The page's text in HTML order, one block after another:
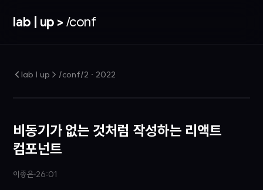
lab | up > /conf
lab | up > /conf/2 · 2022
비동기가 없는 것처럼 작성하는 리액트
컴포넌트
이종은 26:01